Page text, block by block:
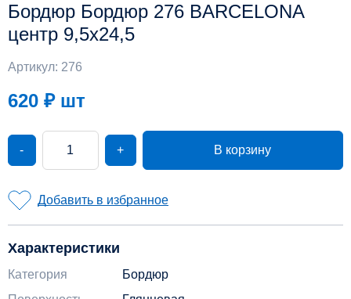
Бордюр Бордюр 276 BARCELONA
центр 9,5х24,5
Артикул: 276
620 ₽шт
- + В корзину
Добавить в избранное
Характеристики
Категория
Бордюр